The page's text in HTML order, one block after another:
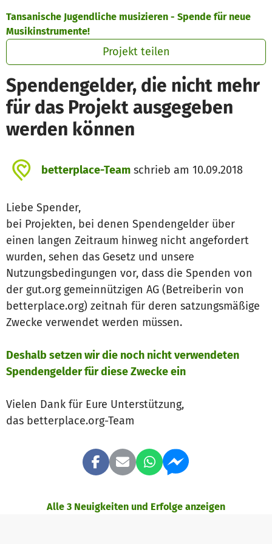
Tansanische Jugendliche musizieren - Spende für neue
Musikinstrumente!
Projekt teilen
Spendengelder, die nicht mehr
für das Projekt ausgegeben
werden können
betterplace-Team schrieb am 10.09.2018
Liebe Spender,
bei Projekten, bei denen Spendengelder über
einen langen Zeitraum hinweg nicht angefordert
wurden, sehen das Gesetz und unsere
Nutzungsbedingungen vor, dass die Spenden von
der gut.org gemeinnützigen AG (Betreiberin von
betterplace.org) zeitnah für deren satzungsmäßige
Zwecke verwendet werden müssen.
Deshalb setzen wir die noch nicht verwendeten
Spendengelder für diese Zwecke ein
Vielen Dank für Eure Unterstützung,
das betterplace.org-Team
Alle 3 Neuigkeiten und Erfolge anzeigen